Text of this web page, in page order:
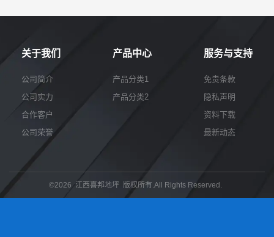
关于我们
公司简介
公司实力
合作客户
公司荣誉
产品中心
产品分类1
产品分类2
服务与支持
免责条款
隐私声明
资料下载
最新动态
©2026 江西喜邦地坪 版权所有.All Rights Reserved.